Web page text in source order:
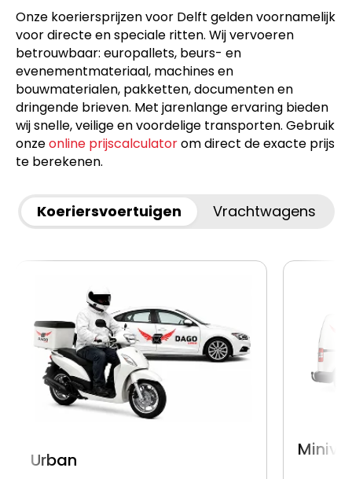
Onze koeriersprijzen voor Delft gelden voornamelijk
voor directe en speciale ritten. Wij vervoeren
betrouwbaar: europallets, beurs- en
evenementmateriaal, machines en
bouwmaterialen, pakketten, documenten en
dringende brieven. Met jarenlange ervaring bieden
wij snelle, veilige en voordelige transporten. Gebruik
onzeonline prijscalculatorom direct de exacte prijs
te berekenen.
Koeriersvoertuigen Vrachtwagens
Urban